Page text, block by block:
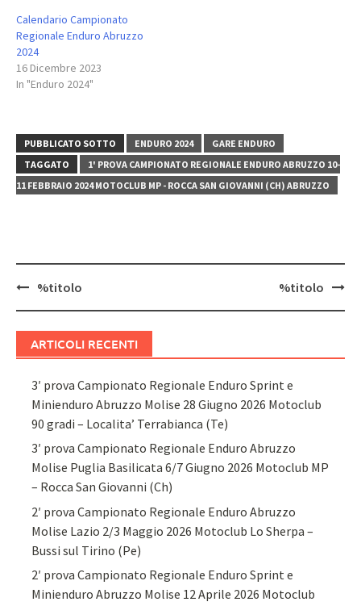
Calendario Campionato
Regionale Enduro Abruzzo
2024
16 Dicembre 2023
In "Enduro 2024"
PUBBLICATO SOTTO ENDURO 2024
GARE ENDURO
TAGGATO
1' PROVA CAMPIONATO REGIONALE ENDURO ABRUZZO 10-
11 FEBBRAIO 2024 MOTOCLUB MP - ROCCA SAN GIOVANNI (CH) ABRUZZO
Navigazione
%titolo %titolo
ARTICOLI RECENTI
3′ prova Campionato Regionale Enduro Sprint e
Minienduro Abruzzo Molise 28 Giugno 2026 Motoclub
90 gradi – Localita’ Terrabianca (Te)
3′ prova Campionato Regionale Enduro Abruzzo
Molise Puglia Basilicata 6/7 Giugno 2026 Motoclub MP
– Rocca San Giovanni (Ch)
2′ prova Campionato Regionale Enduro Abruzzo
Molise Lazio 2/3 Maggio 2026 Motoclub Lo Sherpa –
Bussi sul Tirino (Pe)
2′ prova Campionato Regionale Enduro Sprint e
Minienduro Abruzzo Molise 12 Aprile 2026 Motoclub